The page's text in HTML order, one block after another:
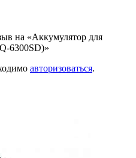
на «Аккумулятор для
6300SD)»
авторизоваться.